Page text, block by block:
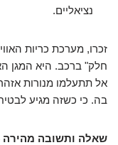
נציאליים.
זכרו, מערכת כריות
חלק" ברכב. היא המגן
אל תתעלמו מנורות
בה. כי כשזה מגיע
שאלה ותשובה מהירה #6: